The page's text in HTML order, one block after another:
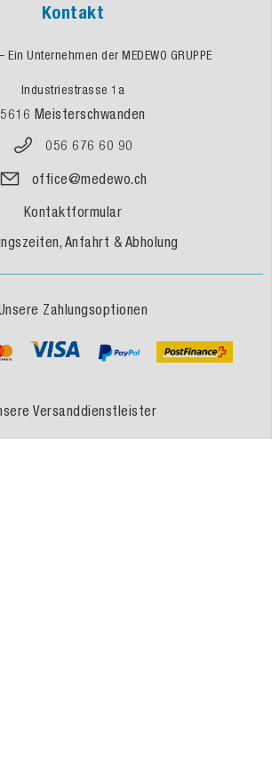
Kontakt
Ein Unternehmen der MEDEWO GRUPPE
Industriestrasse 1a
5616 Meisterschwanden
056 676 60 90
office@medewo.ch
Kontaktformular
Anfahrt & Abholung
Zahlungsoptionen
Versanddienstleister